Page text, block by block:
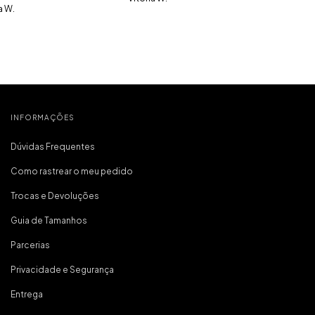
tudo bem
virei fã da
W.
INFORMAÇÕES
Dúvidas Frequentes
Como rastrear o meu pedido
Trocas e Devoluções
Guia de Tamanhos
Parcerias
Privacidade e Segurança
Entrega